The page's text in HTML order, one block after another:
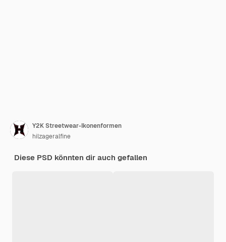
Y2K Streetwear-Ikonenformen
hilzageralfine
Diese PSD könnten dir auch gefallen